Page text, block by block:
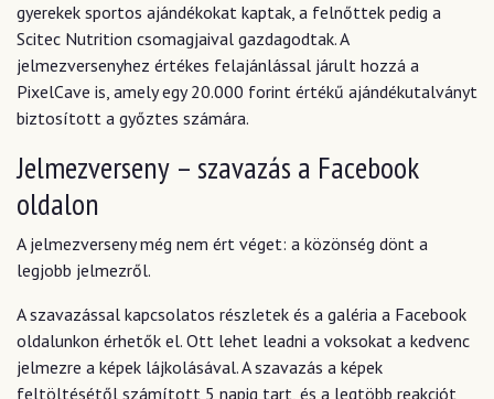
gyerekek sportos ajándékokat kaptak, a felnőttek pedig a
Scitec Nutrition csomagjaival gazdagodtak. A
jelmezversenyhez értékes felajánlással járult hozzá a
PixelCave is, amely egy 20.000 forint értékű ajándékutalványt
biztosított a győztes számára.
Jelmezverseny – szavazás a Facebook
oldalon
A jelmezverseny még nem ért véget: a közönség dönt a
legjobb jelmezről.
A szavazással kapcsolatos részletek és a galéria a Facebook
oldalunkon érhetők el. Ott lehet leadni a voksokat a kedvenc
jelmezre a képek lájkolásával. A szavazás a képek
feltöltésétől számított 5 napig tart, és a legtöbb reakciót